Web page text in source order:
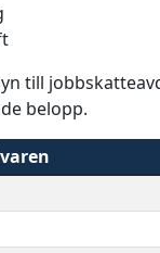
till
belopp.